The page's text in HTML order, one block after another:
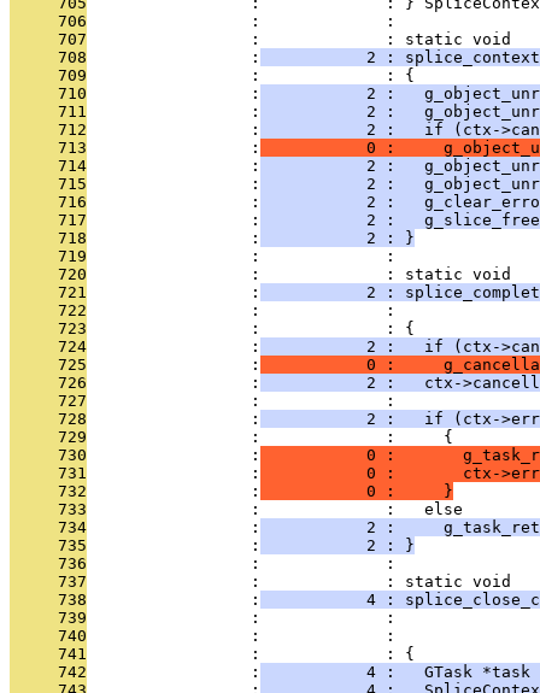
     706
                 :             :
     707
                 :             : static void
     708
                 :
2 :
     709
                 :             : {
     710
                 :
2 :
     711
                 :
2 :
     712
                 :
2 :   if (ctx-
     713
                 :
0 :
     714
                 :
2 :
     715
                 :
2 :
     716
                 :
2 :
     717
                 :
2 :
     718
                 :
           2 : }
     719
                 :             :
     720
                 :             : static void
     721
                 :
2 :
     722
:             :
     723
                 :             : {
     724
                 :
2 :   if (ctx-
     725
                 :
0 :
     726
                 :
2 :   ctx-
     727
                 :             :
     728
                 :
2 :   if (ctx-
     729
                 :             :     {
     730
                 :
0 :
     731
                 :
0 :       ctx-
     732
                 :
           0 :     }
     733
                 :             :   else
     734
                 :
2 :
     735
                 :
           2 : }
     736
                 :             :
     737
                 :             : static void
     738
                 :
4 :
     739
:             :
     740
:             :
     741
                 :             : {
     742
                 :
4 :   GTask *task